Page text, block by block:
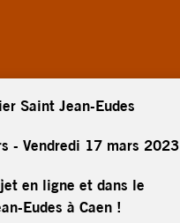
Saint Jean-Eudes
- Vendredi 17 mars 2023
en ligne et dans le
Eudes à Caen !